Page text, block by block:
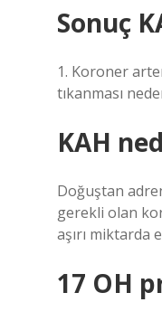
Sonuç
1. Koroner
tıkanması
KAH
Doğuştan
gerekli olan
aşırı
17 OH